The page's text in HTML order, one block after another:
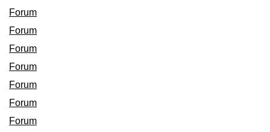
Forum
Forum
Forum
Forum
Forum
Forum
Forum